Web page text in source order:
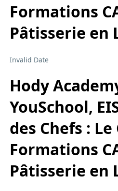
Formations
Pâtisserie en
Invalid Date
Hody
YouSchool,
des Chefs :
Formations
Pâtisserie en